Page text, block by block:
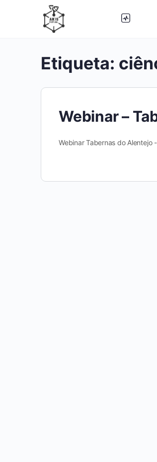
Etiqueta:
Webinar –
Webinar Tabernas do Alentejo